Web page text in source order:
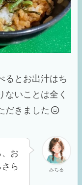
るとお出汁はち
ないことは全く
だきました
みちる
お
ら